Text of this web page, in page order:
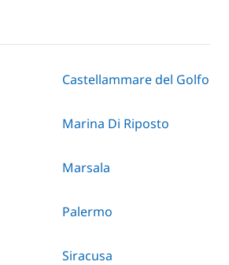
Castellammare del Golfo
Marina Di Riposto
Marsala
Palermo
Siracusa